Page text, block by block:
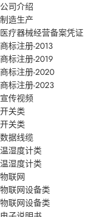
公司介绍
制造生产
医疗器械经营备案凭证
商标注册-2013
商标注册-2019
商标注册-2020
商标注册-2023
宣传视频
开关类
开关类
数据线缆
温湿度计类
温湿度计类
物联网
物联网设备类
物联网设备类